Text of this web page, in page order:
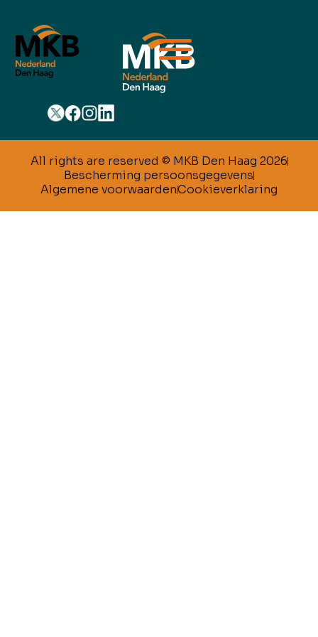
All rights are reserved © MKB Den Haag 2026
Bescherming persoonsgegevens
Algemene voorwaardenCookieverklaring